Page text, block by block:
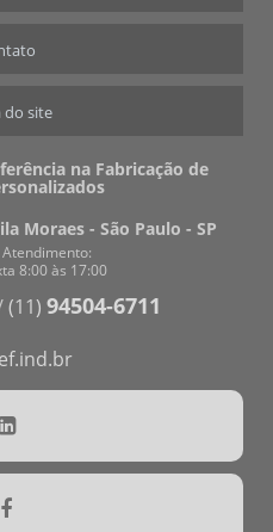
do site
na Fabricação de
Moraes - São Paulo - SP
8:00 às 17:00
(11) 94504-6711